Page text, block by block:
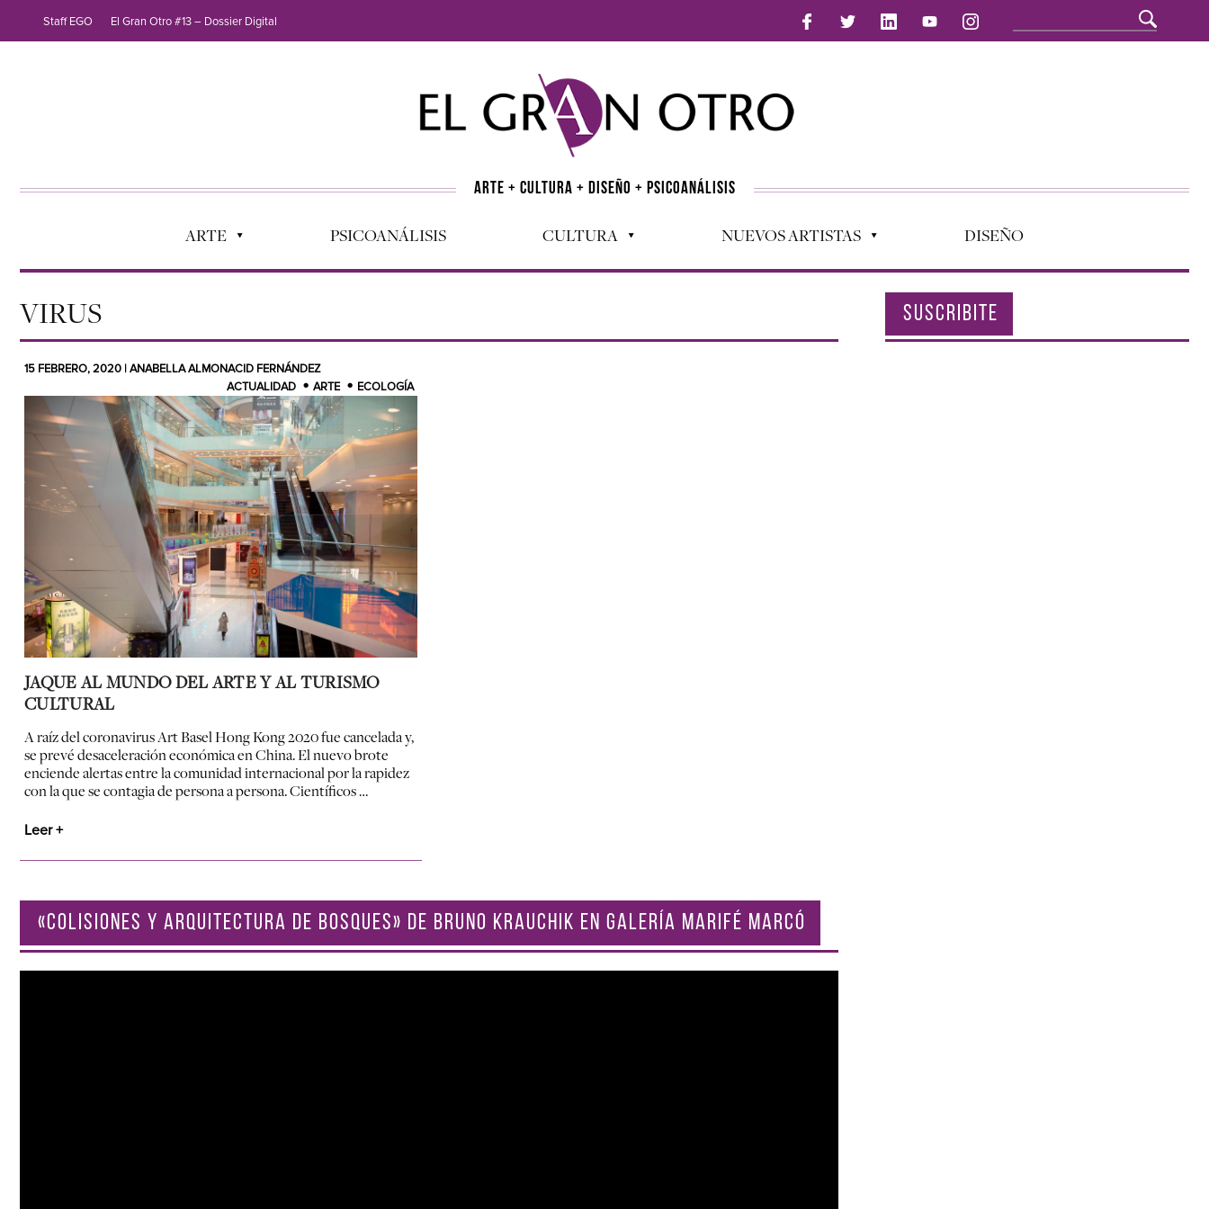
Staff EGO El Gran Otro #13 – Dossier Digital
ARTE + CULTURA + DISEÑO + PSICOANÁLISIS
ARTE PSICOANÁLISIS CULTURA NUEVOS ARTISTAS DISEÑO
VIRUS
15 FEBRERO, 2020 | ANABELLA ALMONACID FERNÁNDEZ
ACTUALIDAD
ARTE ECOLOGÍA
JAQUE AL MUNDO DEL ARTE Y AL TURISMO
CULTURAL
A raíz del coronavirus Art Basel Hong Kong 2020 fue cancelada y,
se prevé desaceleración económica en China. El nuevo brote
enciende alertas entre la comunidad internacional por la rapidez
con la que se contagia de persona a persona. Científicos …
Leer +
«COLISIONES Y ARQUITECTURA DE BOSQUES» DE BRUNO KRAUCHIK EN GALERÍA MARIFÉ MARCÓ
SUSCRIBITE